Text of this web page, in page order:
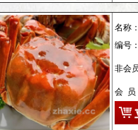
名称
编号
非会
会 员